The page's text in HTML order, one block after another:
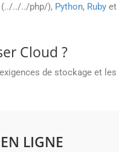
(../../../php/), Python, Ruby et
Cloud ?
de stockage et
LIGNE